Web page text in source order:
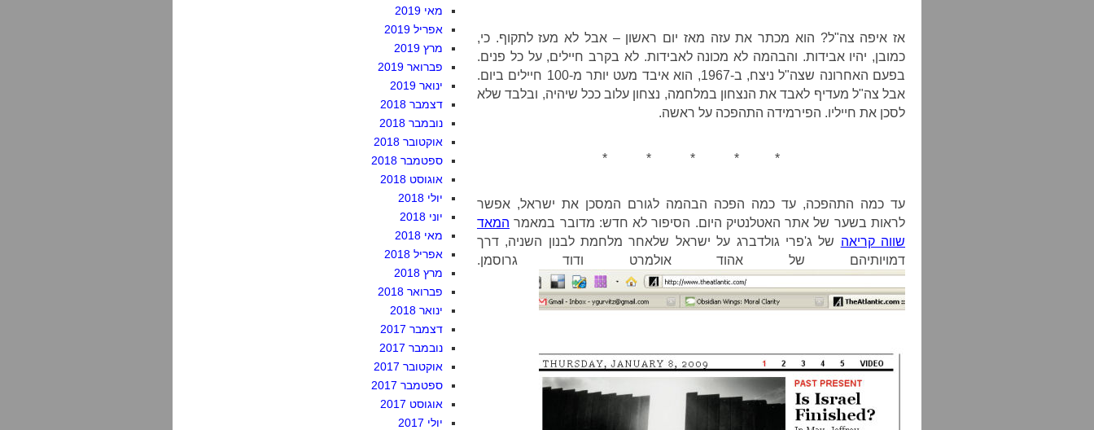
אז איפה צה"ל? הוא מכתר את עזה מאז יום ראשון – אבל לא מעז לתקוף. כי,
כמובן, יהיו אבידות. והבהמה לא מכונה לאבידות. לא בקרב חיילים, על כל פנים.
בפעם האחרונה שצה"ל ניצח, ב-1967, הוא איבד מעט יותר מ-100 חיילים ביום.
אבל צה"ל מעדיף לאבד את הנצחון במלחמה, נצחון עלוב ככל שיהיה, ובלבד שלא
לסכן את חייליו. הפירמידה התהפכה על ראשה.
* * * * *
עד כמה התהפכה, עד כמה הפכה הבהמה לגורם המסכן את ישראל, אפשר
לראות בשער של אתר האטלנטיק היום. הסיפור לא חדש: מדובר במאמר המאד
שווה קריאה של ג'פרי גולדברג על ישראל שלאחר מלחמת לבנון השניה, דרך
דמויותיהם של אהוד אולמרט ודוד גרוסמן.
מאי 2019
אפריל 2019
מרץ 2019
פברואר 2019
ינואר 2019
דצמבר 2018
נובמבר 2018
אוקטובר 2018
ספטמבר 2018
אוגוסט 2018
יולי 2018
יוני 2018
מאי 2018
אפריל 2018
מרץ 2018
פברואר 2018
ינואר 2018
דצמבר 2017
נובמבר 2017
אוקטובר 2017
ספטמבר 2017
אוגוסט 2017
יולי 2017